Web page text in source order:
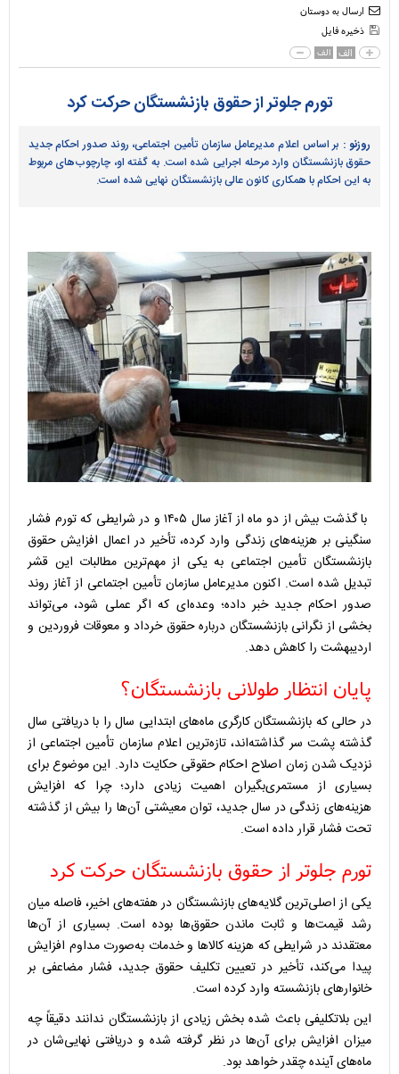
ارسال به دوستان
ذخیره فایل
الف الف
تورم جلوتر از حقوق بازنشستگان حرکت کرد
روزنو : بر اساس اعلام مدیرعامل سازمان تأمین اجتماعی، روند صدور احکام جدید
حقوق بازنشستگان وارد مرحله اجرایی شده است. به گفته او، چارچوب‌های مربوط
به این احکام با همکاری کانون عالی بازنشستگان نهایی شده است.
با گذشت بیش از دو ماه از آغاز سال ۱۴۰۵ و در شرایطی که تورم فشار
سنگینی بر هزینه‌های زندگی وارد کرده، تأخیر در اعمال افزایش حقوق
بازنشستگان تأمین اجتماعی به یکی از مهم‌ترین مطالبات این قشر
تبدیل شده است. اکنون مدیرعامل سازمان تأمین اجتماعی از آغاز روند
صدور احکام جدید خبر داده؛ وعده‌ای که اگر عملی شود، می‌تواند
بخشی از نگرانی بازنشستگان درباره حقوق خرداد و معوقات فروردین و
اردیبهشت را کاهش دهد.
پایان انتظار طولانی بازنشستگان؟
در حالی که بازنشستگان کارگری ماه‌های ابتدایی سال را با دریافتی سال
گذشته پشت سر گذاشته‌اند، تازه‌ترین اعلام سازمان تأمین اجتماعی از
نزدیک شدن زمان اصلاح احکام حقوقی حکایت دارد. این موضوع برای
بسیاری از مستمری‌بگیران اهمیت زیادی دارد؛ چرا که افزایش
هزینه‌های زندگی در سال جدید، توان معیشتی آن‌ها را بیش از گذشته
تحت فشار قرار داده است.
تورم جلوتر از حقوق بازنشستگان حرکت کرد
یکی از اصلی‌ترین گلایه‌های بازنشستگان در هفته‌های اخیر، فاصله میان
رشد قیمت‌ها و ثابت ماندن حقوق‌ها بوده است. بسیاری از آن‌ها
معتقدند در شرایطی که هزینه کالاها و خدمات به‌صورت مداوم افزایش
پیدا می‌کند، تأخیر در تعیین تکلیف حقوق جدید، فشار مضاعفی بر
خانوارهای بازنشسته وارد کرده است.
این بلاتکلیفی باعث شده بخش زیادی از بازنشستگان ندانند دقیقاً چه
میزان افزایش برای آن‌ها در نظر گرفته شده و دریافتی نهایی‌شان در
ماه‌های آینده چقدر خواهد بود.